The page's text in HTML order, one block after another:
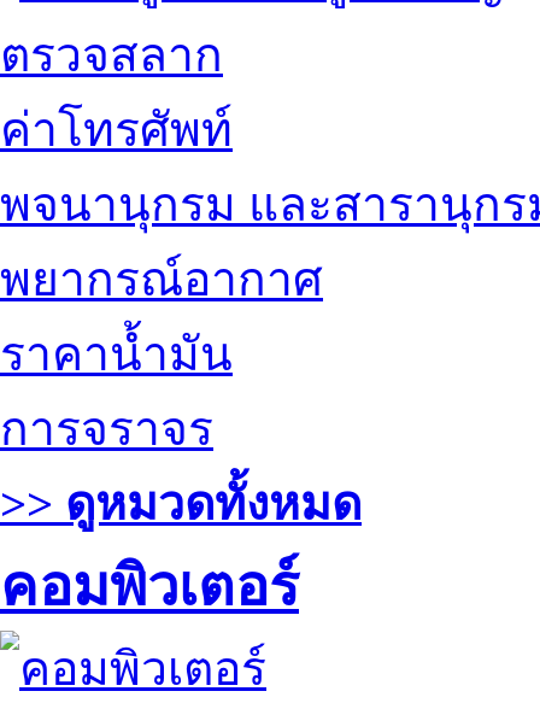
ตรวจสลาก
ค่าโทรศัพท์
พจนานุกรม และสารานุกร
พยากรณ์อากาศ
ราคาน้ำมัน
การจราจร
>> ดูหมวดทั้งหมด
คอมพิวเตอร์